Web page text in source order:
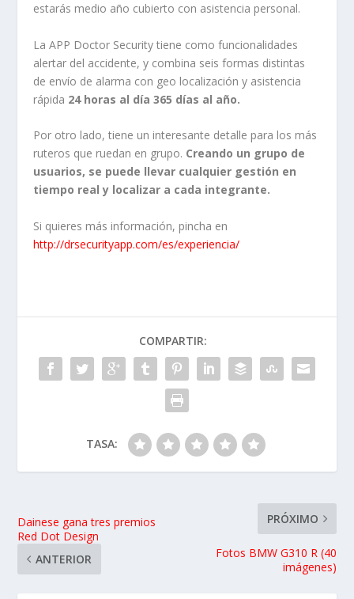
estarás medio año cubierto con asistencia personal.
La APP Doctor Security tiene como funcionalidades
alertar del accidente, y combina seis formas distintas
de envío de alarma con geo localización y asistencia
rápida 24 horas al día 365 días al año.
Por otro lado, tiene un interesante detalle para los más
ruteros que ruedan en grupo. Creando un grupo de
usuarios, se puede llevar cualquier gestión en
tiempo real y localizar a cada integrante.
Si quieres más información, pincha en
http://drsecurityapp.com/es/experiencia/
COMPARTIR:
TASA:
Dainese gana tres premios
Red Dot Design
ANTERIOR
PRÓXIMO
Fotos BMW G310 R (40
imágenes)